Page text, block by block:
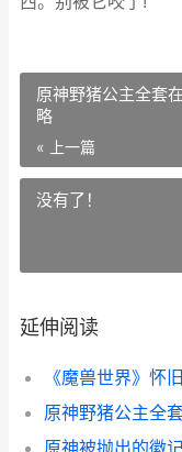
原神野猪公主全套
略
« 上一篇
没有了！
延伸阅读